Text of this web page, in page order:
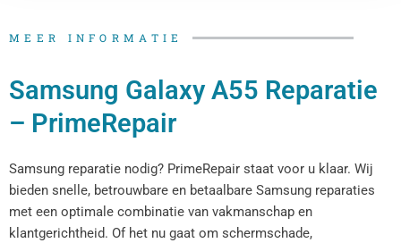
MEER INFORMATIE
Samsung Galaxy A55 Reparatie
– PrimeRepair
Samsung reparatie nodig? PrimeRepair staat voor u klaar. Wij
bieden snelle, betrouwbare en betaalbare Samsung reparaties
met een optimale combinatie van vakmanschap en
klantgerichtheid. Of het nu gaat om schermschade,